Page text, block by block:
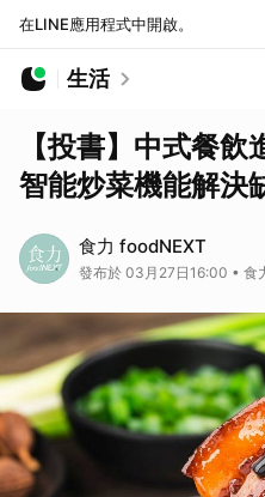
在LINE應用程式中開啟。
生活
【投書】中式餐
智能炒菜機能解決
食力 foodNEXT
發布於 03月27日16:00 • 食